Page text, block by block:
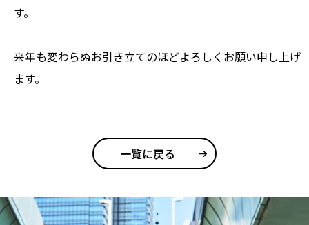
す。
来年も変わらぬお引き立てのほどよろしくお願い申し上げ
ます。
一覧に戻る